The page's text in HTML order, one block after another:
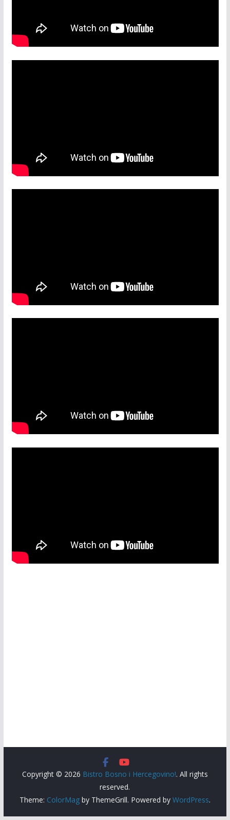
Copyright © 2026 Bistro Bosno i Hercegovino!. All rights
reserved.
Theme: ColorMagby ThemeGrill. Powered by WordPress.